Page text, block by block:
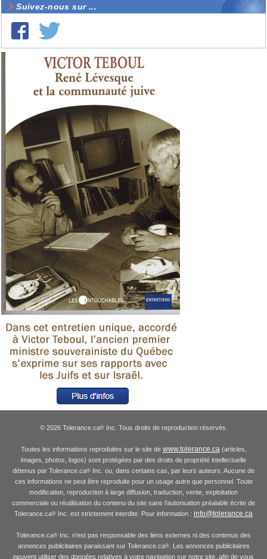
Suivez-nous sur ...
© 2026 Tolerance.ca®Inc. Tous droits de reproduction réservés.
Toutes les informations reproduites sur le site de www.tolerance.ca(articles,
images, photos, logos) sont protégées par des droits de propriété intellectuelle
détenus par Tolerance.ca® Inc. ou, dans certains cas, par leurs auteurs. Aucune de
ces informations ne peut être reproduite pour un usage autre que personnel. Toute
modification, reproduction à large diffusion, traduction, vente, exploitation
commerciale ou réutilisation du contenu du site sans l'autorisation préalable écrite de
Tolerance.ca® Inc. est strictement interdite. Pour information : info@tolerance.ca
Tolerance.ca® Inc. n'est pas responsable des liens externes ni des contenus des
annonces publicitaires paraissant sur Tolerance.ca®. Les annonces publicitaires
peuvent utiliser des données relatives à votre navigation sur notre site, afin de vous